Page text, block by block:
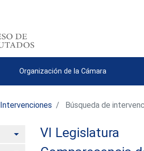
Organización de la Cámara
Intervenciones Búsqueda de
AlternarVI Legislatura